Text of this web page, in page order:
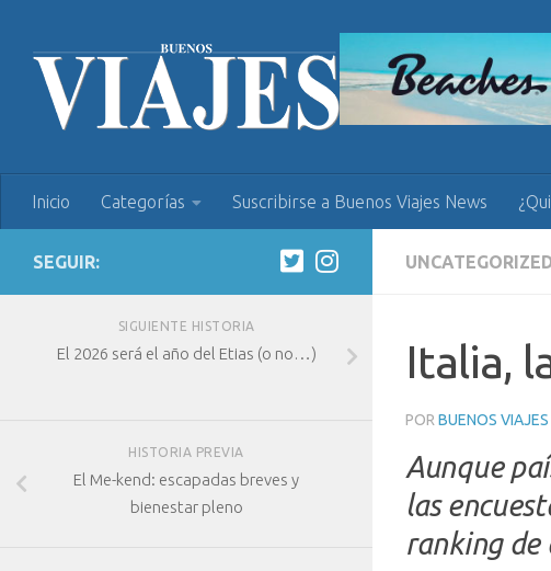
Inicio Categorías Suscribirse a Buenos Viajes News
Italia,
POR BUENOS VIAJES
Aunque
las
ranking de
SEGUIR:
SIGUIENTE HISTORIA
El 2026 será el año del Etias (o no…)
HISTORIA PREVIA
El Me-kend: escapadas breves y
bienestar pleno